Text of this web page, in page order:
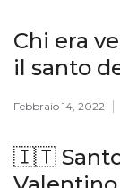
Chi era
il santo
Febbraio 14, 2022
🇮🇹 Santo